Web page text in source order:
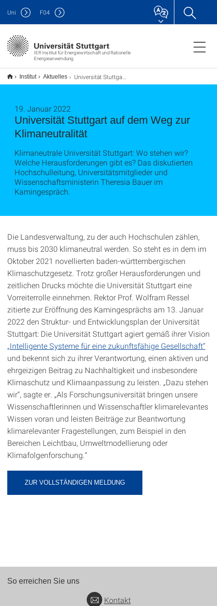
IER Institut für Energiewirtschaft und Rationelle
Energieanwendung
Uni F04
Institut Aktuelles Universität Stuttgart auf dem Weg zur Klimaneutralität
Universität Stuttgart auf dem Weg zur
Klimaneutralität
19. Januar 2022
Klimaneutrale Universität Stuttgart: Wo stehen wir?
Welche Herausforderungen gibt es? Das diskutierten
Hochschulleitung, Universitätsmitglieder und
Wissenschaftsministerin Theresia Bauer im
Kamingespräch.
Die Landesverwaltung, zu der auch Hochschulen zählen,
muss bis 2030 klimaneutral werden. So steht es in dem im
Oktober 2021 novellierten baden-württembergischen
Klimaschutzgesetz. Trotz großer Herausforderungen und
zeitlichen Drucks möchte die Universität Stuttgart eine
Vorreiterrolle einnehmen. Rektor Prof. Wolfram Ressel
zitierte zur Eröffnung des Kamingesprächs am 13. Januar
2022 den Struktur- und Entwicklungsplan der Universität
Stuttgart: Die Universität Stuttgart agiert gemäß ihrer Vision
„Intelligente Systeme für eine zukunftsfähige Gesellschaft“
und bekennt sich zu ihrer Verantwortung, einen aktiven und
ehrgeizigen Beitrag zu Nachhaltigkeit und insbesondere
Klimaschutz und Klimaanpassung zu leisten. „Dazu stehen
wir“, sagte er. „Als Forschungsuniversität bringen unsere
Wissenschaftlerinnen und Wissenschaftler klimarelevantes
Wissen voran und leisten Beiträge zur Beantwortung
klimarelevanter Fragestellungen, zum Beispiel in den
Bereichen Leichtbau, Umweltmodellierung oder
Klimafolgenforschung.“
ZUR VOLLSTÄNDIGEN MELDUNG
So erreichen Sie uns
Kontakt